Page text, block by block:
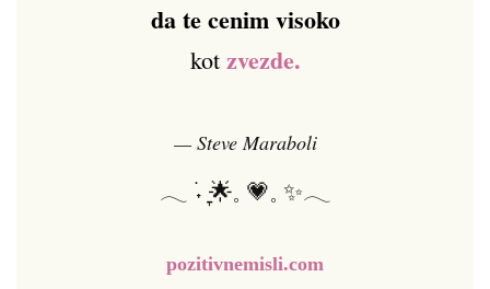
da te cenim visoko
kot zvezde.
— Steve Maraboli
𓂃 ࣪˖ ִֶָ🌟𓈒 💗𓈒 ✨𓂃
pozitivnemisli.com